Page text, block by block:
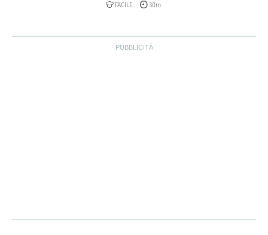
FACILE 30m